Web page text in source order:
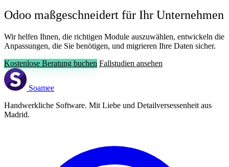
Odoo maßgeschneidert für Ihr Unternehmen
Wir helfen Ihnen, die richtigen Module auszuwählen, entwickeln die
Anpassungen, die Sie benötigen, und migrieren Ihre Daten sicher.
Kostenlose Beratung buchen Fallstudien ansehen
Soamee
Handwerkliche Software. Mit Liebe und Detailversessenheit aus
Madrid.